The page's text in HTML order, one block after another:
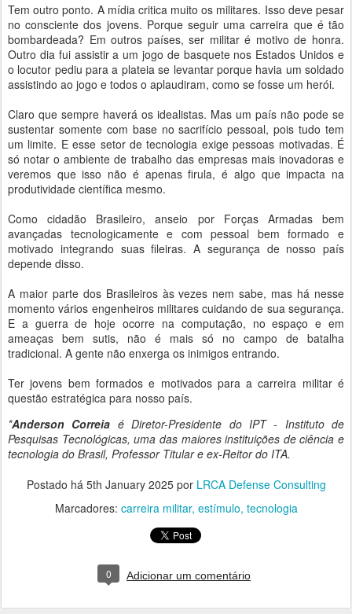
Tem outro ponto. A mídia critica muito os militares. Isso deve pesar
no consciente dos jovens. Porque seguir uma carreira que é tão
bombardeada? Em outros países, ser militar é motivo de honra.
Outro dia fui assistir a um jogo de basquete nos Estados Unidos e
o locutor pediu para a plateia se levantar porque havia um soldado
assistindo ao jogo e todos o aplaudiram, como se fosse um herói.
Claro que sempre haverá os idealistas. Mas um país não pode se
sustentar somente com base no sacrifício pessoal, pois tudo tem
um limite. E esse setor de tecnologia exige pessoas motivadas. É
só notar o ambiente de trabalho das empresas mais inovadoras e
veremos que isso não é apenas firula, é algo que impacta na
produtividade científica mesmo.
Como cidadão Brasileiro, anseio por Forças Armadas bem
avançadas tecnologicamente e com pessoal bem formado e
motivado integrando suas fileiras. A segurança de nosso país
depende disso.
A maior parte dos Brasileiros às vezes nem sabe, mas há nesse
momento vários engenheiros militares cuidando de sua segurança.
E a guerra de hoje ocorre na computação, no espaço e em
ameaças bem sutis, não é mais só no campo de batalha
tradicional. A gente não enxerga os inimigos entrando.
Ter jovens bem formados e motivados para a carreira militar é
questão estratégica para nosso país.
*Anderson Correia é Diretor-Presidente do IPT - Instituto de
Pesquisas Tecnológicas, uma das maiores instituições de ciência e
tecnologia do Brasil, Professor Titular e ex-Reitor do ITA.
Postado há 5th January 2025por LRCA Defense Consulting
Marcadores: carreira militar estímulo tecnologia
0 Adicionar um comentário